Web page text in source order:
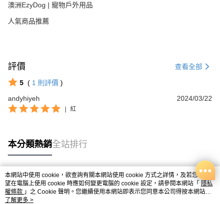
澳洲EzyDog | 寵物戶外用品
人氣商品推薦
評價 查看全部
5 ( 1 則評價 )
andyhiyeh
2024/03/22
| 紅
本分類熱銷全站排行
熱門標籤
本網站中使用 cookie，欲查詢有關本網站使用 cookie 方式之詳情，及若您不希
望在電腦上使用 cookie 時應如何變更電腦的 cookie 設定，請參閱本網站「 隱私
權條款 」之 Cookie 聲明。您繼續使用本網站即表示您同意本公司得按本網站使
用條款之 Cookie 聲明使用 cookie。
了解更多 >